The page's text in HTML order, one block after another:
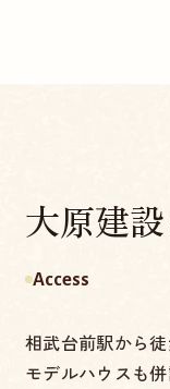
大原建
Access
相武台前駅から
モデルハウスも